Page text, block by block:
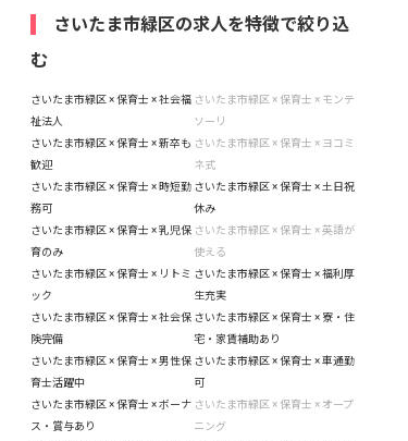
さいたま市緑区の求人を特徴で絞り込
む
さいたま市緑区 × 保育士 × 社会福
祉法人
さいたま市緑区 × 保育士 × モンテ
ソーリ
さいたま市緑区 × 保育士 × 新卒も
歓迎
さいたま市緑区 × 保育士 × ヨコミ
ネ式
さいたま市緑区 × 保育士 × 時短勤
務可
さいたま市緑区 × 保育士 × 土日祝
休み
さいたま市緑区 × 保育士 × 乳児保
育のみ
さいたま市緑区 × 保育士 × 英語が
使える
さいたま市緑区 × 保育士 × リトミ
ック
さいたま市緑区 × 保育士 × 福利厚
生充実
さいたま市緑区 × 保育士 × 社会保
険完備
さいたま市緑区 × 保育士 × 寮・住
宅・家賃補助あり
さいたま市緑区 × 保育士 × 男性保
育士活躍中
さいたま市緑区 × 保育士 × 車通勤
可
さいたま市緑区 × 保育士 × ボーナ
ス・賞与あり
さいたま市緑区 × 保育士 × オープ
ニング